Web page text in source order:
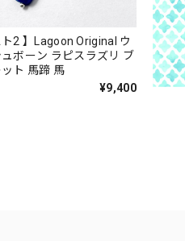
ト2 】Lagoon Original ウ
ボーン ラピスラズリ ブ
ット 馬蹄 馬
¥9,400